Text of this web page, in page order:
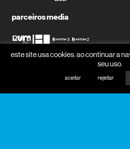
parceiros media
este site usa cookies. ao continuar a
seu uso.
aceitar rejeitar